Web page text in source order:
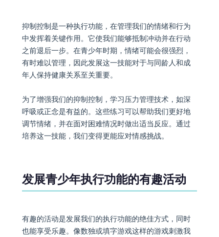
抑制控制是一种执行功能，在管理我们的情绪和行为
中发挥着关键作用。它使我们能够抵制冲动并在行动
之前退后一步。在青少年时期，情绪可能会很强烈，
有时难以管理，因此发展这一技能对于与同龄人和成
年人保持健康关系至关重要。
为了增强我们的抑制控制，学习压力管理技术，如深
呼吸或正念是有益的。这些练习可以帮助我们更好地
调节情绪，并在面对困难情况时做出适当反应。通过
培养这一技能，我们变得更能应对情感挑战。
发展青少年执行功能的有趣活动
有趣的活动是发展我们的执行功能的绝佳方式，同时
也能享受乐趣。像数独或填字游戏这样的游戏刺激我